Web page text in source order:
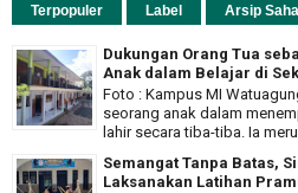
Terpopuler Label Arsip
Dukungan Orang Tua
Anak dalam Belajar di
Foto : Kampus MI
seorang anak dalam
lahir secara tiba-tiba. Ia
Semangat Tanpa Batas,
Laksanakan Latihan